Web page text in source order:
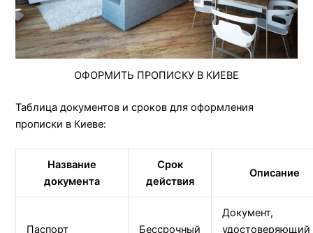
ОФОРМИТЬ ПРОПИСКУ В КИЕВЕ
Таблица документов и сроков для оформления
прописки в Киеве:
Название
документа
Срок
действия
Описание
Паспорт Бессрочный
Документ,
удостоверяющий